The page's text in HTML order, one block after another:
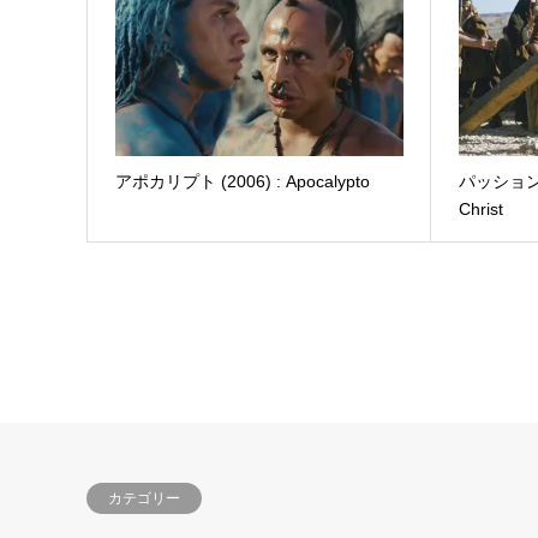
アポカリプト (2006) : Apocalypto
パッショ
Christ
カテゴリー